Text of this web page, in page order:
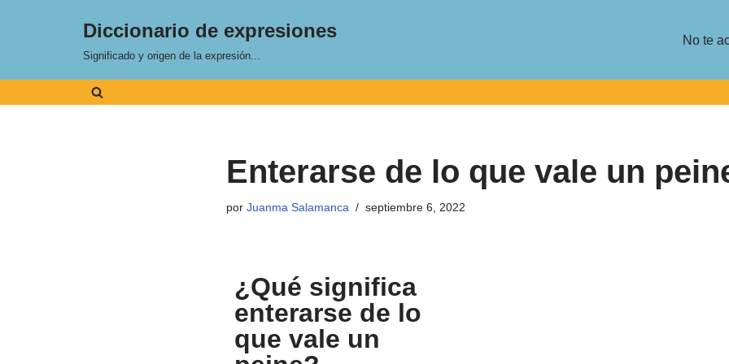
Diccionario de expresiones
Significado y origen de la expresión...
No te
Enterarse de lo que vale un
por Juanma Salamanca septiembre 6, 2022
¿Qué significa
enterarse de lo
que vale un